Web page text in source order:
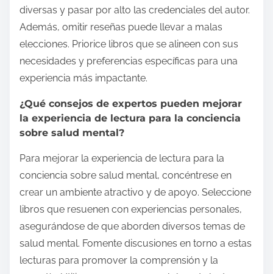
diversas y pasar por alto las credenciales del autor.
Además, omitir reseñas puede llevar a malas
elecciones. Priorice libros que se alineen con sus
necesidades y preferencias específicas para una
experiencia más impactante.
¿Qué consejos de expertos pueden mejorar
la experiencia de lectura para la conciencia
sobre salud mental?
Para mejorar la experiencia de lectura para la
conciencia sobre salud mental, concéntrese en
crear un ambiente atractivo y de apoyo. Seleccione
libros que resuenen con experiencias personales,
asegurándose de que aborden diversos temas de
salud mental. Fomente discusiones en torno a estas
lecturas para promover la comprensión y la